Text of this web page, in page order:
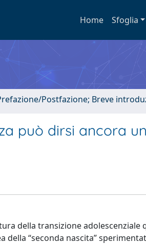
Home Sfoglia
Postfazione; Breve
può dirsi ancora
della transizione adolescenziale
“seconda nascita”